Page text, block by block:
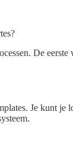
De
Je kunt